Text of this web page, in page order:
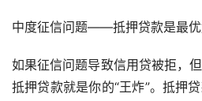
中度征信问题——抵押贷款是最
如果征信问题导致信用贷被拒，
抵押贷款就是你的“王炸”。抵押